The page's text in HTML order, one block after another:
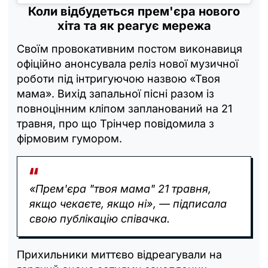
Коли відбудеться прем'єра нового
хіта та як реагує мережа
Своїм провокативним постом виконавиця
офіційно анонсувала реліз нової музичної
роботи під інтригуючою назвою «Твоя
мама». Вихід запальної пісні разом із
повноцінним кліпом запланований на 21
травня, про що Трінчер повідомила з
фірмовим гумором.
«Прем'єра "твоя мама" 21 травня,
якщо чекаєте, якщо ні», — підписала
свою публікацію співачка.
Прихильники миттєво відреагували на